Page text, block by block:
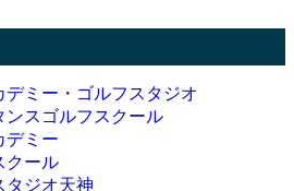
デミー・ゴルフスタジオ
ンスゴルフスクール
デミー
クール
タジオ天神